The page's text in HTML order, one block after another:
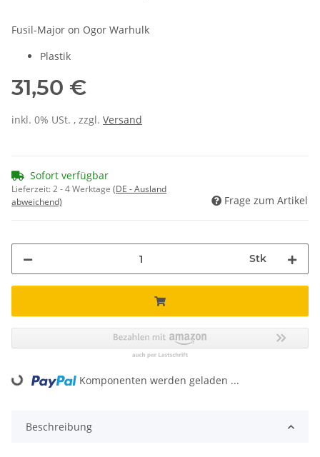
Fusil-Major on Ogor Warhulk
Plastik
31,50 €
inkl. 0% USt. , zzgl. Versand
Sofort verfügbar
Lieferzeit:2 - 4 Werktage (DE - Ausland
abweichend)
Frage zum Artikel
Stk
Loading... Komponenten werden geladen ...
Beschreibung